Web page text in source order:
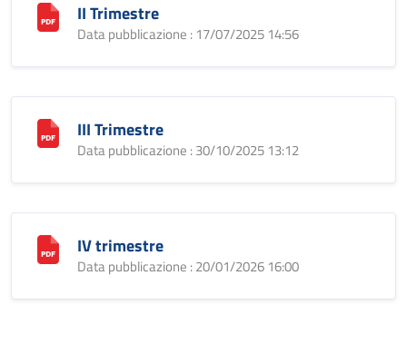
II Trimestre
Data pubblicazione : 17/07/2025 14:56
III Trimestre
Data pubblicazione : 30/10/2025 13:12
IV trimestre
Data pubblicazione : 20/01/2026 16:00